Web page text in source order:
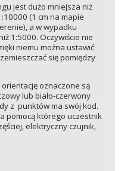
jest dużo mniejsza niż
(1 cm na mapie
a w wypadku
1:5000. Oczywiście nie
niemu można ustawić
się pomiędzy
oznaczone są
lub biało-czerwony
z punktów ma swój kod.
pomocą którego uczestnik
elektryczny czujnik,